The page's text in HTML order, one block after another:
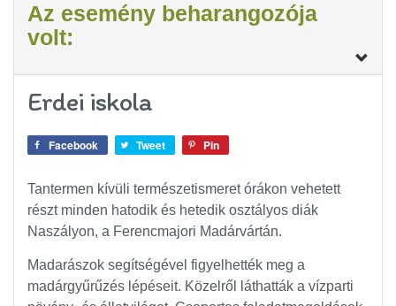
Az esemény beharangozója
volt:
Erdei iskola
Facebook Tweet Pin
Tantermen kívüli természetismeret órákon vehetett
részt minden hatodik és hetedik osztályos diák
Naszályon, a Ferencmajori Madárvártán.
Madarászok segítségével figyelhették meg a
madárgyűrűzés lépéseit. Közelről láthatták a vízparti